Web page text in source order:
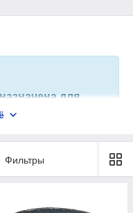
для
создается
защитой.
Фильтры